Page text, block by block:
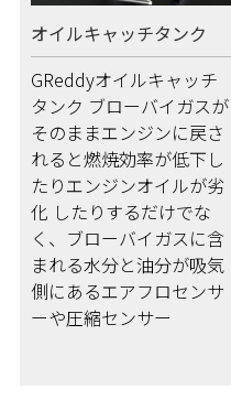
オイルキャッチタンク
GReddyオイルキャッチ
タンク ブローバイガスが
そのままエンジンに戻さ
れると燃焼効率が低下し
たりエンジンオイルが劣
化 したりするだけでな
く、ブローバイガスに含
まれる水分と油分が吸気
側にあるエアフロセンサ
ーや圧縮センサー